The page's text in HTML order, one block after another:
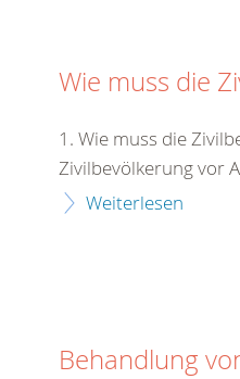
Wie muss die
1. Wie muss die
Zivilbevölkerung vor
Weiterlesen
Behandlung